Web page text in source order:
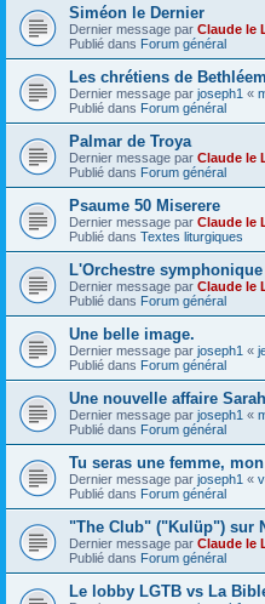
Siméon le Dernier
Dernier message par Claude le
Publié dans Forum général
Les chrétiens de Bethléem
Dernier message par joseph1 «
Publié dans Forum général
Palmar de Troya
Dernier message par Claude le
Publié dans Forum général
Psaume 50 Miserere
Dernier message par Claude le
Publié dans Textes liturgiques
L'Orchestre
Dernier message par Claude le
Publié dans Forum général
Une belle image.
Dernier message par joseph1 «
Publié dans Forum général
Une nouvelle affaire
Dernier message par joseph1 «
Publié dans Forum général
Tu seras une femme,
Dernier message par joseph1 «
Publié dans Forum général
"The Club" ("Kulüp") sur
Dernier message par Claude le
Publié dans Forum général
Le lobby LGTB vs La